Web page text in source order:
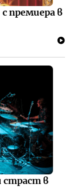
премиера в
страст в